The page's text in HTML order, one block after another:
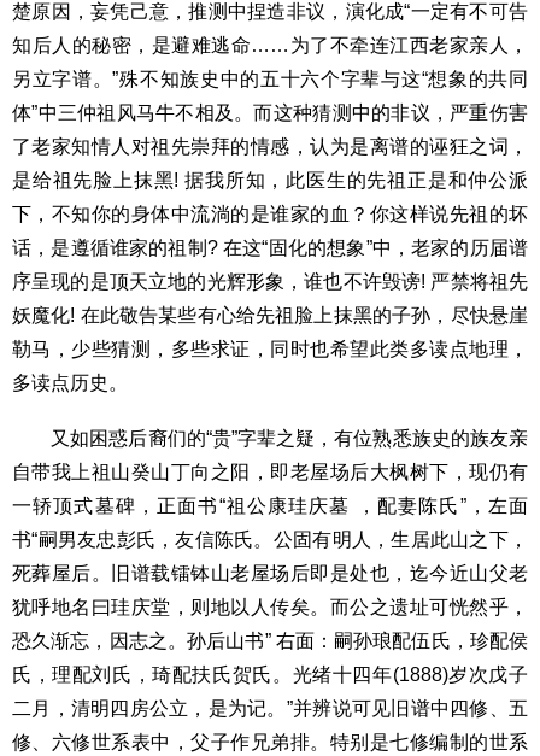
楚原因，妄凭己意，推测中捏造非议，演化成“一定有不可告
知后人的秘密，是避难逃命……为了不牵连江西老家亲人，
另立字谱。”殊不知族史中的五十六个字辈与这“想象的共同
体”中三仲祖风马牛不相及。而这种猜测中的非议，严重伤害
了老家知情人对祖先崇拜的情感，认为是离谱的诬狂之词，
是给祖先脸上抹黑! 据我所知，此医生的先祖正是和仲公派
下，不知你的身体中流淌的是谁家的血？你这样说先祖的坏
话，是遵循谁家的祖制? 在这“固化的想象”中，老家的历届谱
序呈现的是顶天立地的光辉形象，谁也不许毁谤! 严禁将祖先
妖魔化! 在此敬告某些有心给先祖脸上抹黑的子孙，尽快悬崖
勒马，少些猜测，多些求证，同时也希望此类多读点地理，
多读点历史。
又如困惑后裔们的“贵”字辈之疑，有位熟悉族史的族友亲
自带我上祖山癸山丁向之阳，即老屋场后大枫树下，现仍有
一轿顶式墓碑，正面书“祖公康珪庆墓 ，配妻陈氏”，左面
书“嗣男友忠彭氏，友信陈氏。公固有明人，生居此山之下，
死葬屋后。旧谱载镭钵山老屋场后即是处也，迄今近山父老
犹呼地名曰珪庆堂，则地以人传矣。而公之遗址可恍然乎，
恐久渐忘，因志之。孙后山书” 右面：嗣孙琅配伍氏，珍配侯
氏，理配刘氏，琦配扶氏贺氏。光绪十四年(1888)岁次戊子
二月，清明四房公立，是为记。”并辨说可见旧谱中四修、五
修、六修世系表中，父子作兄弟排。特别是七修编制的世系